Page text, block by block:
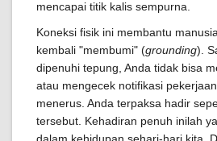
mencapai titik kalis sempurna.
Koneksi fisik ini membantu
kembali "membumi" (grounding).
dipenuhi tepung, Anda tidak bisa
atau mengecek notifikasi
menerus. Anda terpaksa hadir
tersebut. Kehadiran penuh inilah